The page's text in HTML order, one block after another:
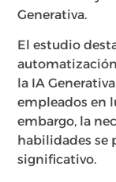
Generativa.
El estudio
la IA
empleados en
embargo, la
habilidades se
significativo.